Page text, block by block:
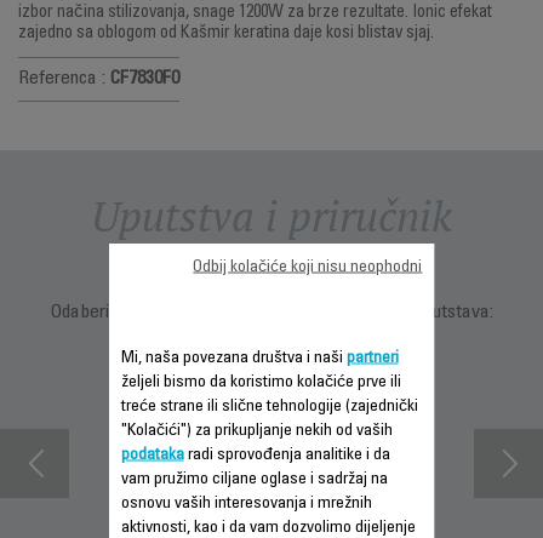
izbor načina stilizovanja, snage 1200W za brze rezultate. Ionic efekat
zajedno sa oblogom od Kašmir keratina daje kosi blistav sjaj.
Referenca : CF7830F0
Uputstva i priručnik
Odaberite jezik za prikaz uputstava i korisničkih uputstava:
Mi, naša povezana društva i naši partneri
željeli bismo da koristimo kolačiće prve ili
treće strane ili slične tehnologije (zajednički
"Kolačići") za prikupljanje nekih od vaših
podatakaradi sprovođenja analitike i da
vam pružimo ciljane oglase i sadržaj na
osnovu vaših interesovanja i mrežnih
aktivnosti, kao i da vam dozvolimo dijeljenje
Odbij kolačiće koji nisu neophodni